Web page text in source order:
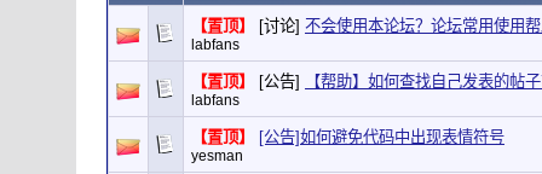
【置顶】 [讨论] 不会使用本论坛？论坛常用使用
labfans
【置顶】 [公告] 【帮助】如何查找自己发表的帖
labfans
【置顶】 [公告]如何避免代码中出现表情符号
yesman